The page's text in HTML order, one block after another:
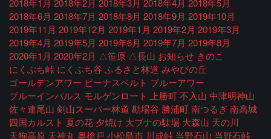
2018年1月 2018年2月 2018年3月 2018年4月 2018年5月
2018年6月 2018年7月 2018年8月 2018年9月 2019年10月
2019年11月 2019年12月 2019年1月 2019年2月 2019年3月
2019年4月 2019年5月 2019年6月 2019年7月 2019年8月
2020年1月 2020年2月 △笹原 △長山 お知らせ きのこ
にくぶち峠 にくぶち谷 ふるさと林道 みやびの丘
ゴールデンアワー ビーナスベルト ブルーアワー
ブルーインパルス モルゲンロート 上勝町 不入山 中津明神山
佐々連尾山 剣山スーパー林道 勘場谷 勝浦町 南つるぎ 南高城
四国カルスト 夏の花 夕焼け 大ブナの駄場 大森山 天の川
天狗高原 天神丸 奥槍戸 小松島市 川成峠 当野石山 当野石峠